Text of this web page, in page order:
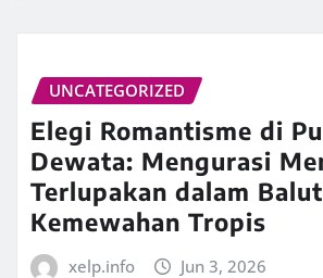
UNCATEGORIZED
Elegi Romantisme di
Dewata: Mengurasi
Terlupakan dalam
Kemewahan Tropis
xelp.info Jun 3, 2026